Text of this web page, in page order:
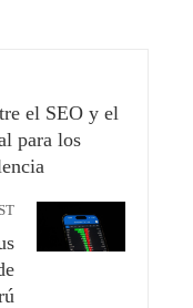
el SEO y el
para los